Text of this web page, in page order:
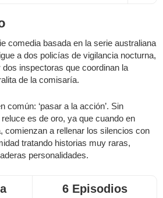
comedia basada en la serie australiana
a dos policías de vigilancia nocturna,
inspectoras que coordinan la
de la comisaría.
común: ‘pasar a la acción’. Sin
es de oro, ya que cuando en
comienzan a rellenar los silencios con
tratando historias muy raras,
personalidades.
6 Episodios